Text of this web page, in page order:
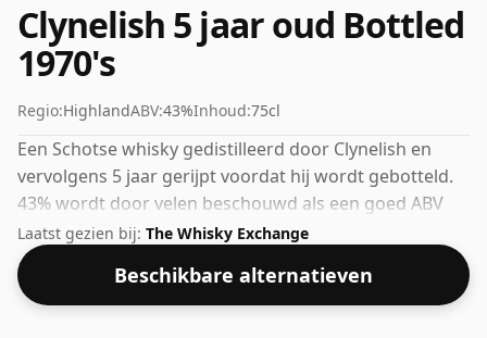
Clynelish 5 jaar oud Bottled
1970's
Regio:HighlandABV:43%Inhoud:75cl
Een Schotse whisky gedistilleerd door Clynelish en
vervolgens 5 jaar gerijpt voordat hij wordt gebotteld.
43% wordt door velen beschouwd als een goed ABV
voor het ervaren van het 'mondgevoel' en de volle
smaak van whisky.
Laatst gezien bij: The Whisky Exchange
Beschikbare alternatieven